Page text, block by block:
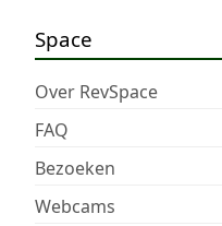
Space
Over RevSpace
FAQ
Bezoeken
Webcams